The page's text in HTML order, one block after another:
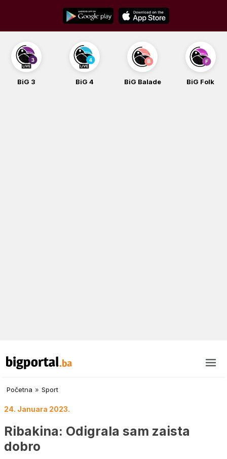
content
BiG 3 BiG 4 BiG Balade BiG Folk
Početna » Sport
24. Januara 2023.
Ribakina: Odigrala sam zaista
dobro